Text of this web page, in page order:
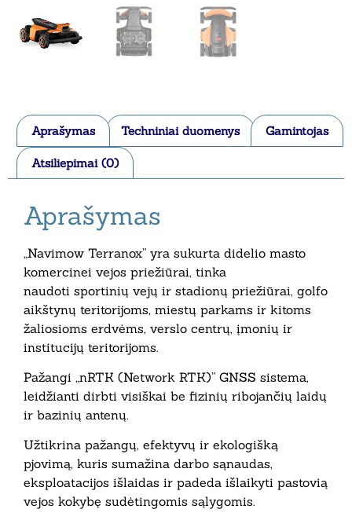
Aprašymas Techniniai duomenys Gamintojas
Atsiliepimai (0)
Aprašymas
„Navimow Terranox” yra sukurta didelio masto
komercinei vejos priežiūrai, tinka
naudoti sportinių vejų ir stadionų priežiūrai, golfo
aikštynų teritorijoms, miestų parkams ir kitoms
žaliosioms erdvėms, verslo centrų, įmonių ir
institucijų teritorijoms.
Pažangi „nRTK (Network RTK)” GNSS sistema,
leidžianti dirbti visiškai be fizinių ribojančių laidų
ir bazinių antenų.
Užtikrina pažangų, efektyvų ir ekologišką
pjovimą, kuris sumažina darbo sąnaudas,
eksploatacijos išlaidas ir padeda išlaikyti pastovią
vejos kokybę sudėtingomis sąlygomis.